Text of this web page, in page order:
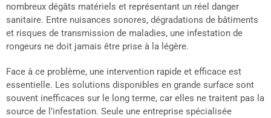
nombreux dégâts matériels et représentant un réel danger
sanitaire. Entre nuisances sonores, dégradations de bâtiments
et risques de transmission de maladies, une infestation de
rongeurs ne doit jamais être prise à la légère.
Face à ce problème, une intervention rapide et efficace est
essentielle. Les solutions disponibles en grande surface sont
souvent inefficaces sur le long terme, car elles ne traitent pas la
source de l’infestation. Seule une entreprise spécialisée